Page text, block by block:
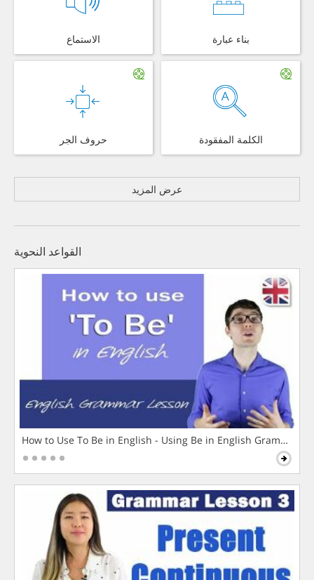
الاستماع بناء عبارة
حروف الجر الكلمة المفقودة
عرض المزيد
القواعد النحوية
How to Use To Be in English - Using Be in English Grammar